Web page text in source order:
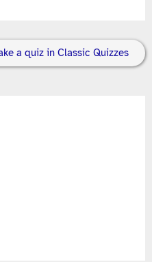
a quiz in Classic Quizzes